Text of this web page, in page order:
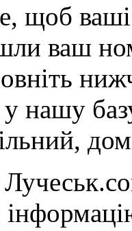
щоб ваші
ваш
нашу